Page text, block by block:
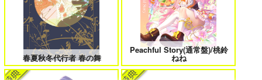
女友達は頼めば意外とヤらせてくれ
る 8
HELL’o WORK！～賽の河原で積石
を崩すだけの簡単なお仕事って聞い
たのに～
春夏秋冬代行者 春の舞
Peachful Story(通常盤)/桃鈴
ねね